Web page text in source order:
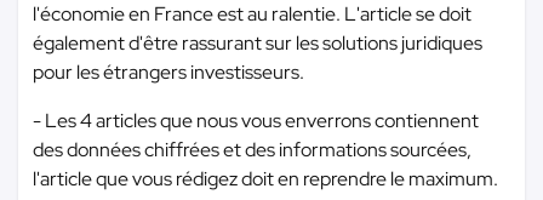
l'économie en France est au ralentie. L'article se doit
également d'être rassurant sur les solutions juridiques
pour les étrangers investisseurs.
- Les 4 articles que nous vous enverrons contiennent
des données chiffrées et des informations sourcées,
l'article que vous rédigez doit en reprendre le maximum.